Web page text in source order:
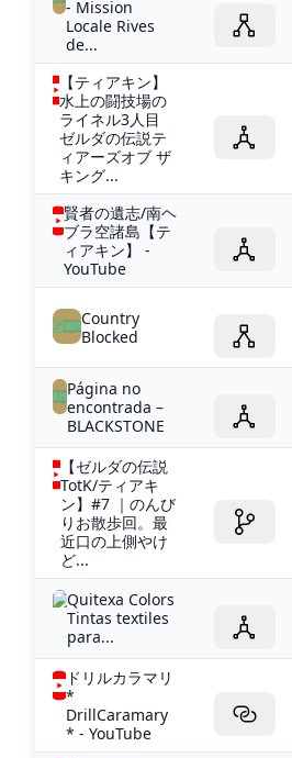
- Mission
Locale Rives
de...
【ティアキン】
水上の闘技場の
ライネル3人目
ゼルダの伝説テ
ィアーズオブ ザ
キング...
賢者の遺志/南ヘ
ブラ空諸島【テ
ィアキン】 -
YouTube
Country
Blocked
Página no
encontrada –
BLACKSTONE
【ゼルダの伝説
TotK/ティアキ
ン】#7 ｜のんび
りお散歩回。最
近口の上側やけ
ど...
Quitexa Colors
Tintas textiles
para...
ドリルカラマリ
*
DrillCaramary
* - YouTube